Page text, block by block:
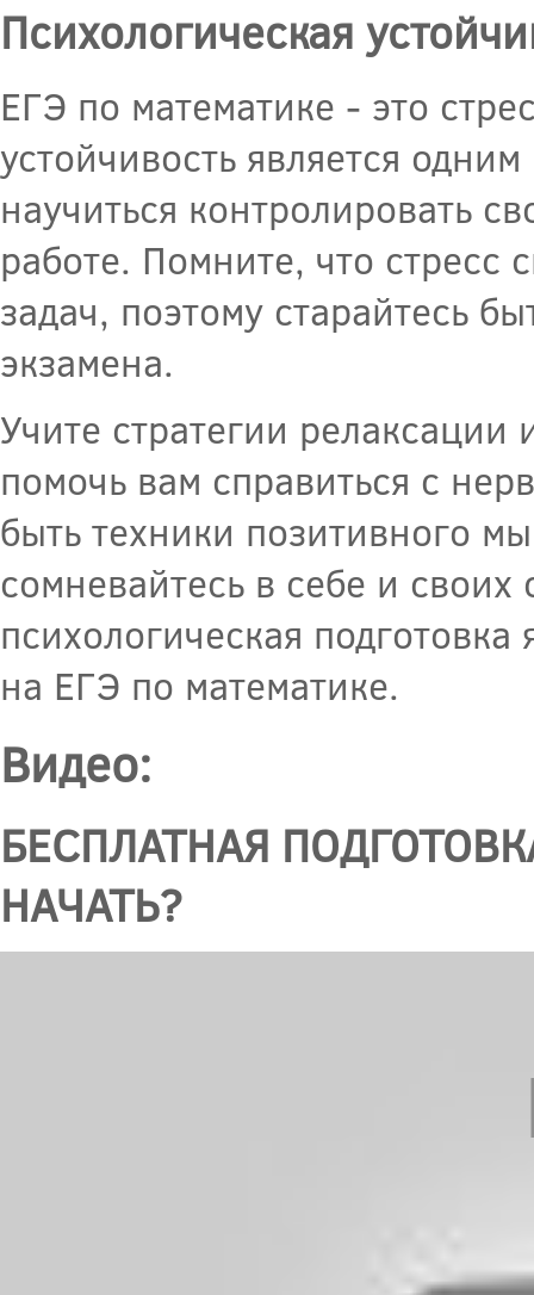
Психологическая
ЕГЭ по математике - это
устойчивость является
научиться контролировать
работе. Помните, что
задач, поэтому старайтесь
экзамена.
Учите стратегии
помочь вам справиться с
быть техники позитивного
сомневайтесь в себе и
психологическая
на ЕГЭ по математике.
Видео:
БЕСПЛАТНАЯ
НАЧАТЬ?